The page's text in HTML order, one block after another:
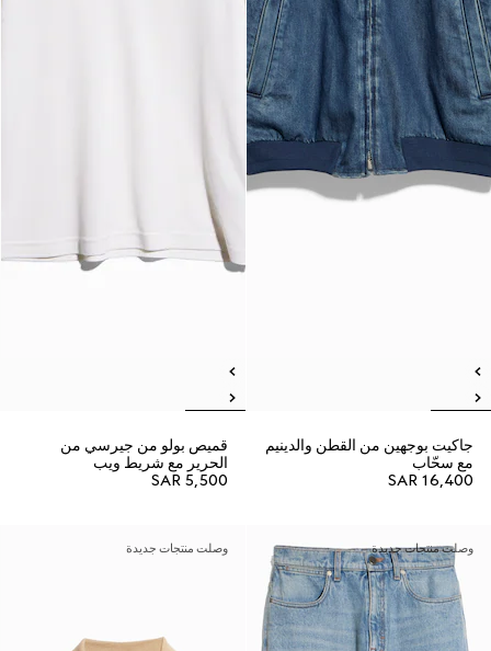
جاكيت بوجهين من القطن والدينيم
مع سحّاب
SAR 16,400
قميص بولو من جيرسي من
الحرير مع شريط ويب
SAR 5,500
وصلت منتجات جديدة وصلت منتجات جديدة